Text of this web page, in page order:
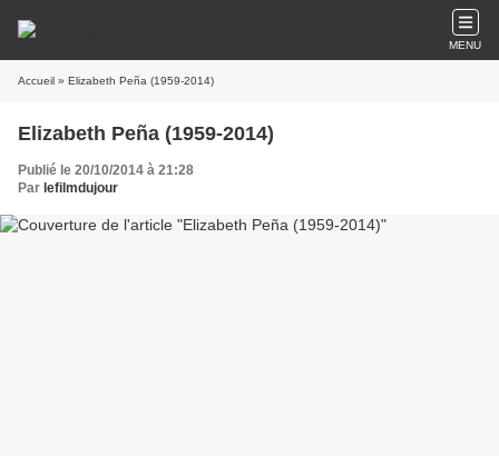
MENU
Accueil » Elizabeth Peña (1959-2014)
Elizabeth Peña (1959-2014)
Publié le 20/10/2014 à 21:28
Par lefilmdujour